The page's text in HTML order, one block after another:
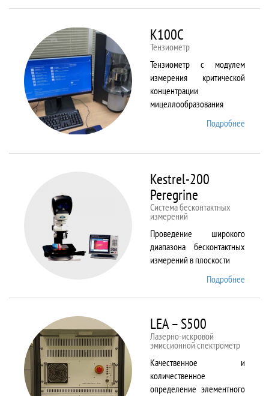
K100C
Тензиометр
Тензиометр с модулем
измерения критической
концентрации
мицеллообразования
Подробнее
Kestrel-200
Peregrine
Система бесконтактных
измерений
Проведение широкого
диапазона бесконтактных
измерений в плоскости
Подробнее
LEA – S500
Лазерно-искровой
эмиссионной спектрометр
Качественное и
количественное
определение элементного